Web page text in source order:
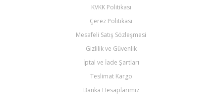
KVKK Politikası
Çerez Politikası
Mesafeli Satış Sözleşmesi
Gizlilik ve Güvenlik
İptal ve İade Şartları
Teslimat Kargo
Banka Hesaplarımız